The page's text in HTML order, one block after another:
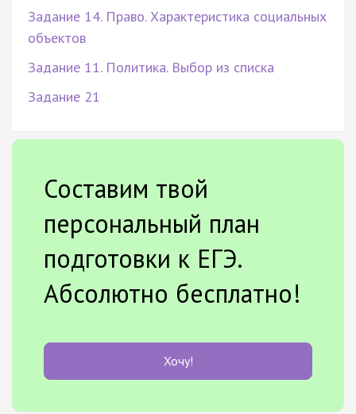
Задание 14. Право. Характеристика социальных
объектов
Задание 11. Политика. Выбор из списка
Задание 21
Составим твой
персональный план
подготовки к ЕГЭ.
Абсолютно бесплатно!
Хочу!